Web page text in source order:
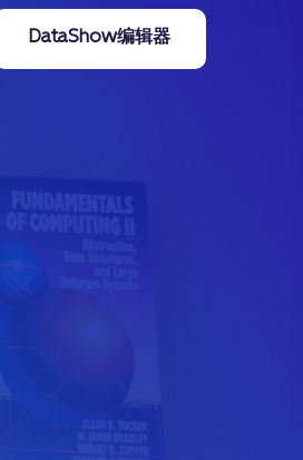
DataShow编辑器